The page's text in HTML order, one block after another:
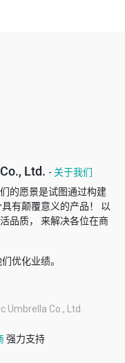
Ltd. - 关于我们
的愿景是试图通过构建
有颠覆意义的产品！ 以
品质， 来解决各位在商
优化业绩。
Umbrella Co., Ltd.
强力支持